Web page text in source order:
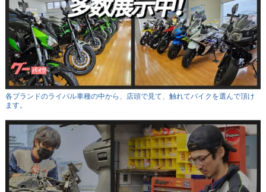
各ブランドのライバル車種の中から、店頭で見て、触れてバイクを選んで頂け
ます。